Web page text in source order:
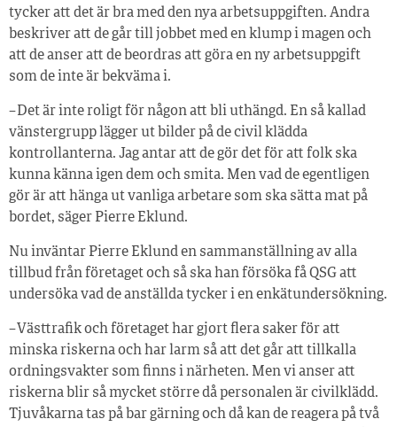
tycker att det är bra med den nya arbetsuppgiften. Andra
beskriver att de går till jobbet med en klump i magen och
att de anser att de beordras att göra en ny arbetsuppgift
som de inte är bekväma i.
– Det är inte roligt för någon att bli uthängd. En så kallad
vänstergrupp lägger ut bilder på de civil klädda
kontrollanterna. Jag antar att de gör det för att folk ska
kunna känna igen dem och smita. Men vad de egentligen
gör är att hänga ut vanliga arbetare som ska sätta mat på
bordet, säger Pierre Eklund.
Nu inväntar Pierre Eklund en sammanställning av alla
tillbud från företaget och så ska han försöka få QSG att
undersöka vad de anställda tycker i en enkätundersökning.
– Västtrafik och företaget har gjort flera saker för att
minska riskerna och har larm så att det går att tillkalla
ordningsvakter som finns i närheten. Men vi anser att
riskerna blir så mycket större då personalen är civilklädd.
Tjuvåkarna tas på bar gärning och då kan de reagera på två